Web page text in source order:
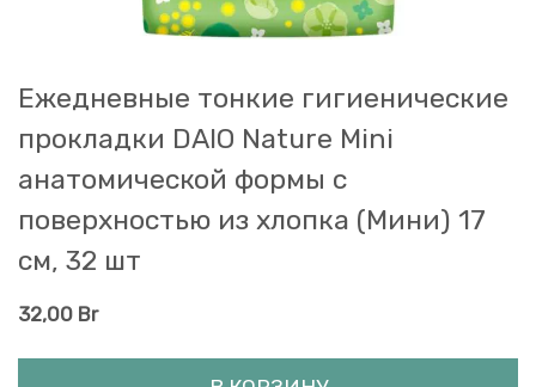
Ежедневные тонкие гигиенические
прокладки DAIO Nature Mini
анатомической формы с
поверхностью из хлопка (Мини) 17
см, 32 шт
32,00 Br